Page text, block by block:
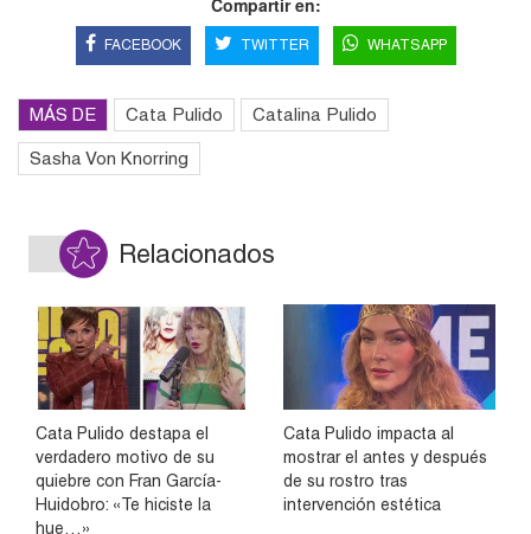
Compartir en:
FACEBOOK TWITTER WHATSAPP
MÁS DE Cata Pulido Catalina Pulido
Sasha Von Knorring
Relacionados
Cata Pulido destapa el
verdadero motivo de su
quiebre con Fran García-
Huidobro: «Te hiciste la
hue…»
Cata Pulido impacta al
mostrar el antes y después
de su rostro tras
intervención estética